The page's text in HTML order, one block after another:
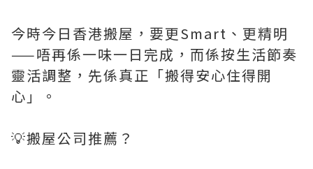
今時今日香港搬屋，要更Smart、更精明
——唔再係一味一日完成，而係按生活節奏
靈活調整，先係真正「搬得安心住得開
心」。
💡搬屋公司推薦？